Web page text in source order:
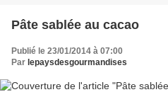
Pâte sablée au cacao
Publié le 23/01/2014 à 07:00
Par lepaysdesgourmandises